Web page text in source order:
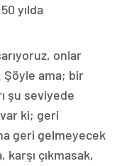
yılda
onlar
Şöyle ama; bir
şu seviyede
ki; geri
geri gelmeyecek
çıkmasak,